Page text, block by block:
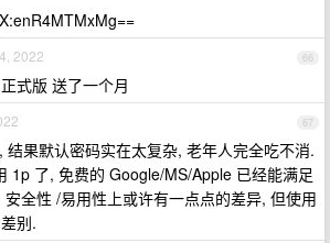
66
2022
式版 送了一个月
67
结果默认密码实在太复杂, 老年人完全吃不消.
1p 了, 免费的 Google/MS/Apple 已经能满足
全性 /易用性上或许有一点点的差异, 但使用
别.